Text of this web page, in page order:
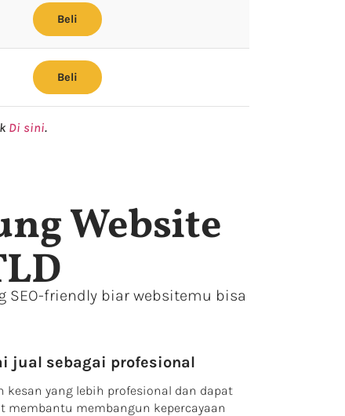
Beli
Beli
Di sini.
Website
SEO-friendly biar websitemu bisa
jual sebagai profesional
kesan yang lebih profesional dan dapat
membantu membangun kepercayaan